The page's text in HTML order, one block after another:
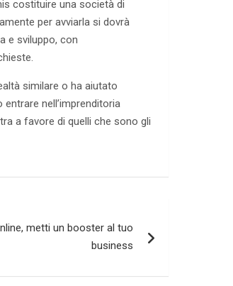
costituire una società di
per avviarla si dovrà
e sviluppo, con
similare o ha aiutato
nell’imprenditoria
a favore di quelli che sono gli
metti un booster al tuo
business